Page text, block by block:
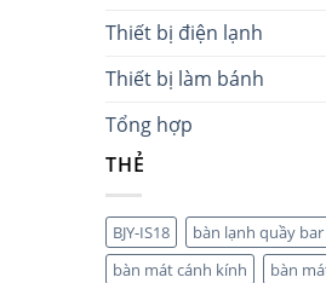
Thiết bị điện lạnh
Thiết bị làm bánh
Tổng hợp
THẺ
BJY-IS18
bàn lạnh quầy bar
bàn mát cánh kính
bàn